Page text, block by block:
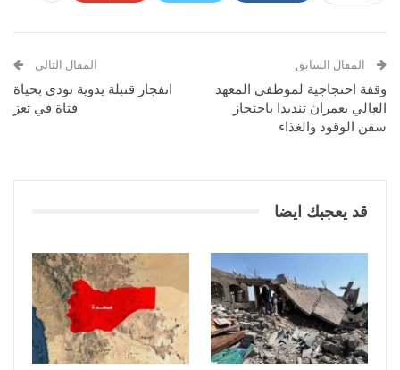
المقال السابق
وقفة احتجاجية لموظفي المعهد
العالي بعمران تنديدا باحتجاز
سفن الوقود والغذاء
المقال التالي
انفجار قنبلة يدوية تودي بحياة
فتاة في تعز
قد يعجبك ايضا